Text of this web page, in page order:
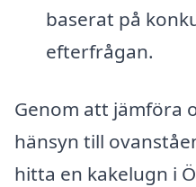
baserat på
efterfrågan.
Genom att jämföra
hänsyn till
hitta en kakelugn i